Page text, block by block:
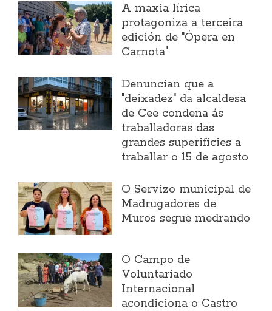
A maxia lírica
protagoniza a terceira
edición de "Ópera en
Carnota"
Denuncian que a
"deixadez" da alcaldesa
de Cee condena ás
traballadoras das
grandes superificies a
traballar o 15 de agosto
O Servizo municipal de
Madrugadores de
Muros segue medrando
O Campo de
Voluntariado
Internacional
acondiciona o Castro